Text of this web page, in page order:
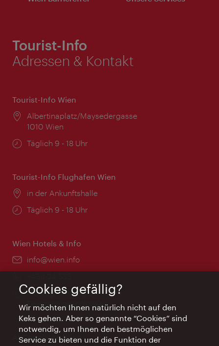
Tourist-Info
Adressen & Kontakt
Tourist-Info Wien
Ort:
Albertinaplatz/Maysedergasse
1010 Wien
Öffnungszeiten:
Täglich 9 - 18 Uhr
Tourist-Info Flughafen Wien
Ort:
in der Ankunftshalle
Öffnungszeiten:
Täglich 9 - 18 Uhr
Wien Hotels & Info
Email:
info@wien.info
Öffnungszeiten:
Montag - Freitag 9 – 17 Uhr
Feiertags geschlossen
AI Concierge Wien
Cookies gefällig?
Wir möchten Ihnen natürlich nicht auf den
Keks gehen. Aber so genannte “Cookies” sind
notwendig, um Ihnen den bestmöglichen
Service zu bieten und die Funktion der